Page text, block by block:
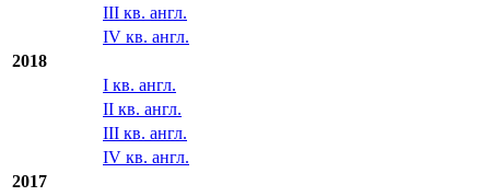
III кв. англ.
IV кв. англ.
2018
I кв. англ.
II кв. англ.
III кв. англ.
IV кв. англ.
2017